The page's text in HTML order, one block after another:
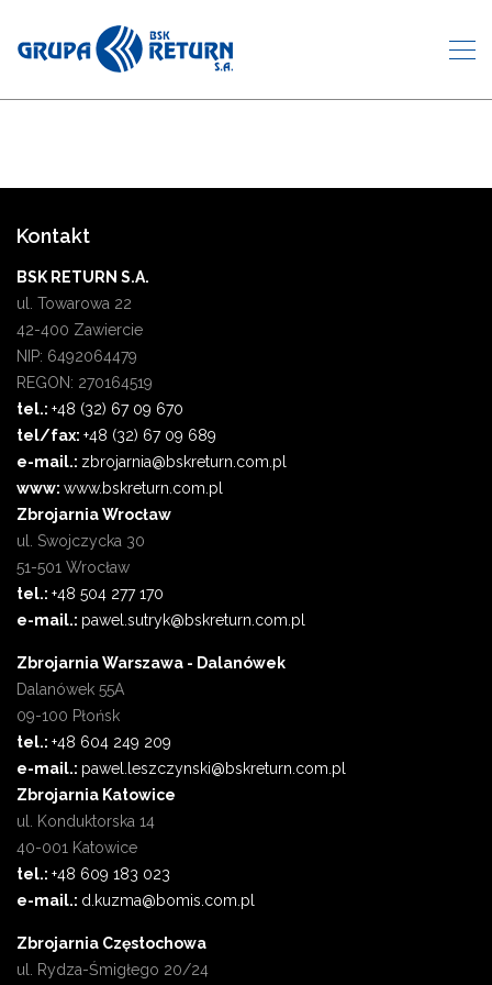
Kontakt
BSK RETURN S.A.
ul. Towarowa 22
42-400 Zawiercie
NIP: 6492064479
REGON: 270164519
tel.: +48 (32) 67 09 670
tel/fax: +48 (32) 67 09 689
e-mail.: zbrojarnia@bskreturn.com.pl
www: www.bskreturn.com.pl
Zbrojarnia Wrocław
ul. Swojczycka 30
51-501 Wrocław
tel.: +48 504 277 170
e-mail.: pawel.sutryk@bskreturn.com.pl
Zbrojarnia Warszawa - Dalanówek
Dalanówek 55A
09-100 Płońsk
tel.: +48 604 249 209
e-mail.: pawel.leszczynski@bskreturn.com.pl
Zbrojarnia Katowice
ul. Konduktorska 14
40-001 Katowice
tel.: +48 609 183 023
e-mail.: d.kuzma@bomis.com.pl
Zbrojarnia Częstochowa
ul. Rydza-Śmigłego 20/24